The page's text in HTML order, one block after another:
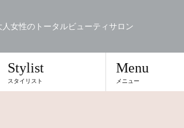
女性のトータルビューティサロン
Stylist
スタイリスト
Menu
メニュー